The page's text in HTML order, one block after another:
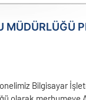
Bilgisayar